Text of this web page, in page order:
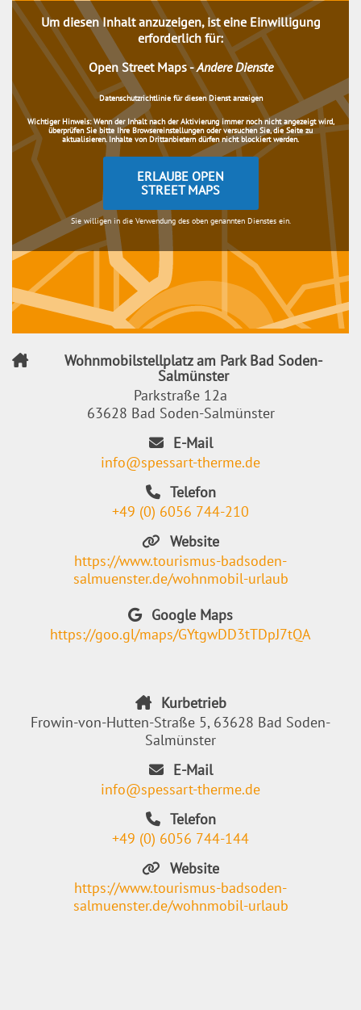
Um diesen Inhalt anzuzeigen, ist eine Einwilligung
erforderlich für:
Open Street Maps-Andere Dienste
Datenschutzrichtlinie für diesen Dienst anzeigen
Wichtiger Hinweis:Wenn der Inhalt nach der Aktivierung immer noch nicht angezeigt wird,
überprüfen Sie bitte Ihre Browsereinstellungen oder versuchen Sie, die Seite zu
aktualisieren. Inhalte von Drittanbietern dürfen nicht blockiert werden.
ERLAUBE OPEN
STREET MAPS
Sie willigen in die Verwendung des oben genannten Dienstes ein.
Wohnmobilstellplatz am Park Bad Soden-
Salmünster
Parkstraße 12a
63628 Bad Soden-Salmünster
E-Mail
info@spessart-therme.de
Telefon
+49 (0) 6056 744-210
Website
https://www.tourismus-badsoden-
salmuenster.de/wohnmobil-urlaub
Google Maps
https://goo.gl/maps/GYtgwDD3tTDpJ7tQA
Kurbetrieb
Frowin-von-Hutten-Straße 5, 63628 Bad Soden-
Salmünster
E-Mail
info@spessart-therme.de
Telefon
+49 (0) 6056 744-144
Website
https://www.tourismus-badsoden-
salmuenster.de/wohnmobil-urlaub